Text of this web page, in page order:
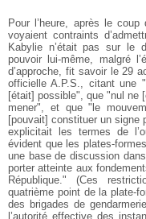
Pour l’heure, après le
voyaient contraints
Kabylie n’était pas sur le
pouvoir lui-même, malgré
d’approche, fit savoir le 29
officielle A.P.S., citant une
[était] possible", que "nul ne
mener", et que "le
[pouvait] constituer un signe
explicitait les termes de
évident que les plates-
une base de discussion
porter atteinte aux
République." (Ces
quatrième point de la plate-
des brigades de
l’autorité effective des